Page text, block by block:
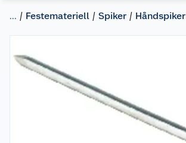
... Festemateriell Spiker Håndspiker